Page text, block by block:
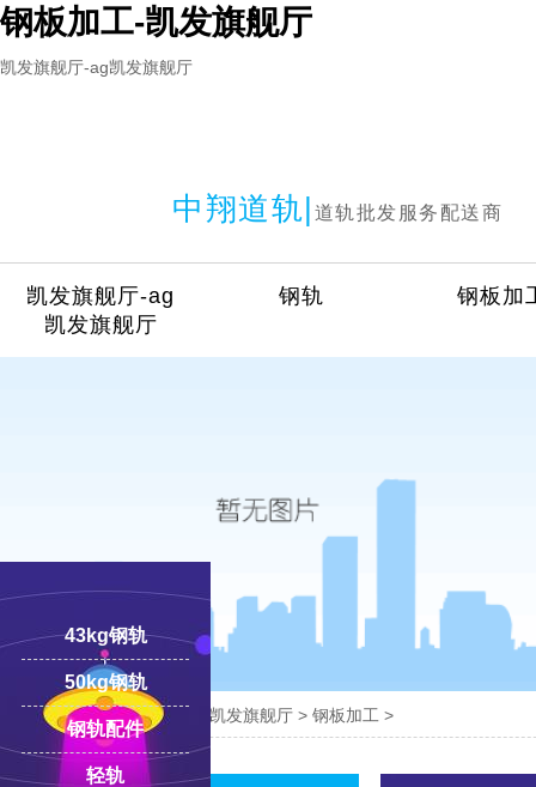
钢板加工-凯发旗舰厅
凯发旗舰厅-ag凯发旗舰厅
中翔道轨| 道轨批发服务配送商
凯发旗舰厅-ag
凯发旗舰厅
钢轨 钢板加
您的位置：凯发旗舰厅-ag凯发旗舰厅 > 钢板加工 >
43kg钢轨
50kg钢轨
钢轨配件
轻轨